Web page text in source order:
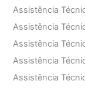
Assistência
Assistência
Assistência
Assistência
Assistência